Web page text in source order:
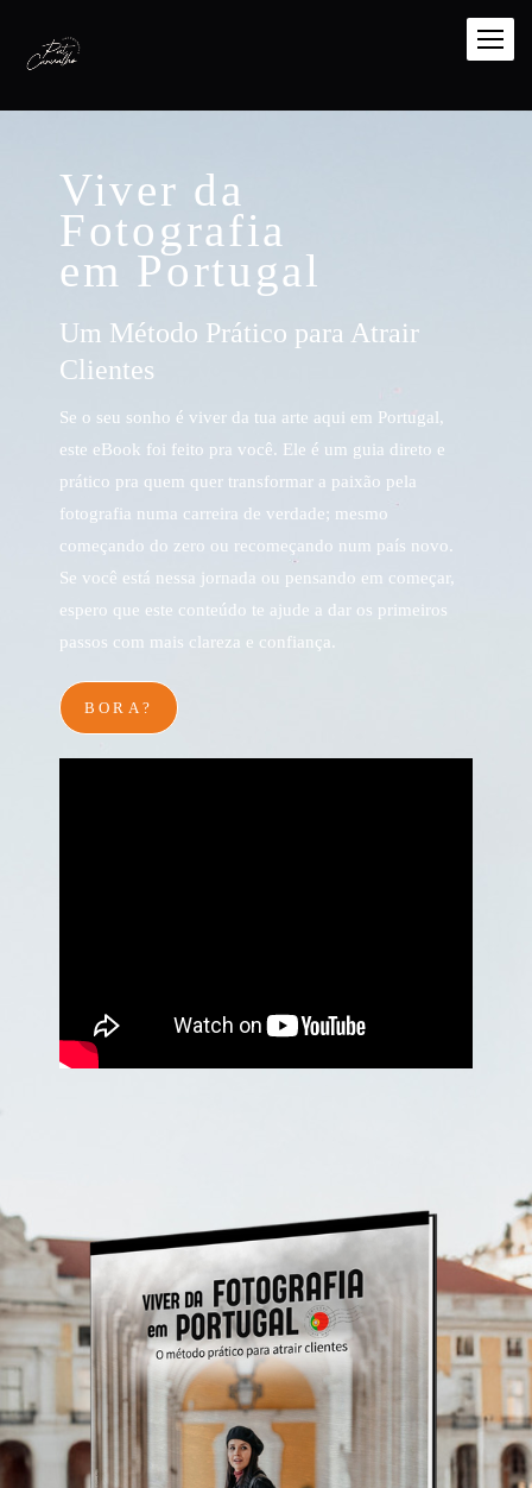
Viver da
Fotografia
em Portugal
Um Método Prático para Atrair
Clientes
Se o seu sonho é viver da tua arte aqui em Portugal,
este eBook foi feito pra você. Ele é um guia direto e
prático pra quem quer transformar a paixão pela
fotografia numa carreira de verdade; mesmo
começando do zero ou recomeçando num país novo.
Se você está nessa jornada ou pensando em começar,
espero que este conteúdo te ajude a dar os primeiros
passos com mais clareza e confiança.
BORA?